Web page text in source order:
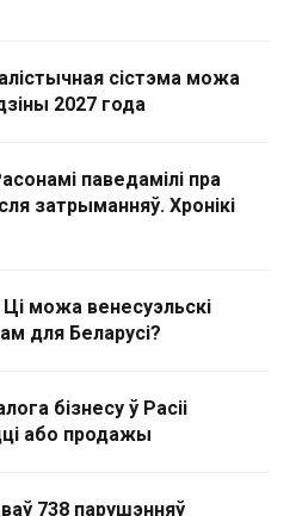
сістэма можа
2027 года
паведамілі пра
затрыманняў. Хронікі
можа венесуэльскі
для Беларусі?
бізнесу ў Расіі
або продажы
738 парушэнняў